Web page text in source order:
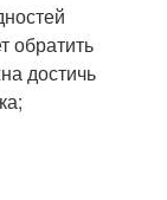
обратить
достичь